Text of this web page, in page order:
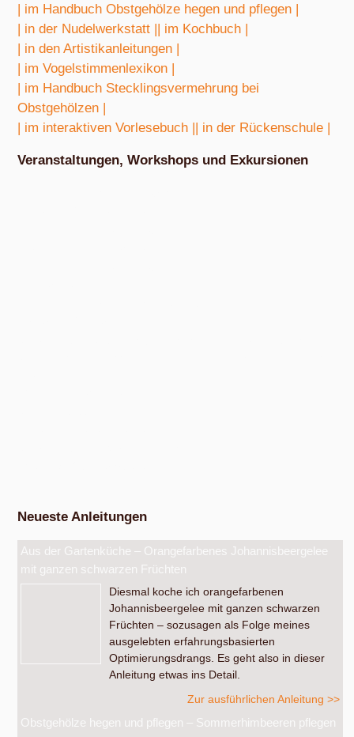
| im Handbuch Obstgehölze hegen und pflegen |
| in der Nudelwerkstatt || im Kochbuch |
| in den Artistikanleitungen |
| im Vogelstimmenlexikon |
| im Handbuch Stecklingsvermehrung bei
Obstgehölzen |
| im interaktiven Vorlesebuch || in der Rückenschule |
Veranstaltungen, Workshops und Exkursionen
Neueste Anleitungen
Aus der Gartenküche – Orangefarbenes Johannisbeergelee
mit ganzen schwarzen Früchten
Diesmal koche ich orangefarbenen
Johannisbeergelee mit ganzen schwarzen
Früchten – sozusagen als Folge meines
ausgelebten erfahrungsbasierten
Optimierungsdrangs. Es geht also in dieser
Anleitung etwas ins Detail.
Zur ausführlichen Anleitung >>
Obstgehölze hegen und pflegen – Sommerhimbeeren pflegen